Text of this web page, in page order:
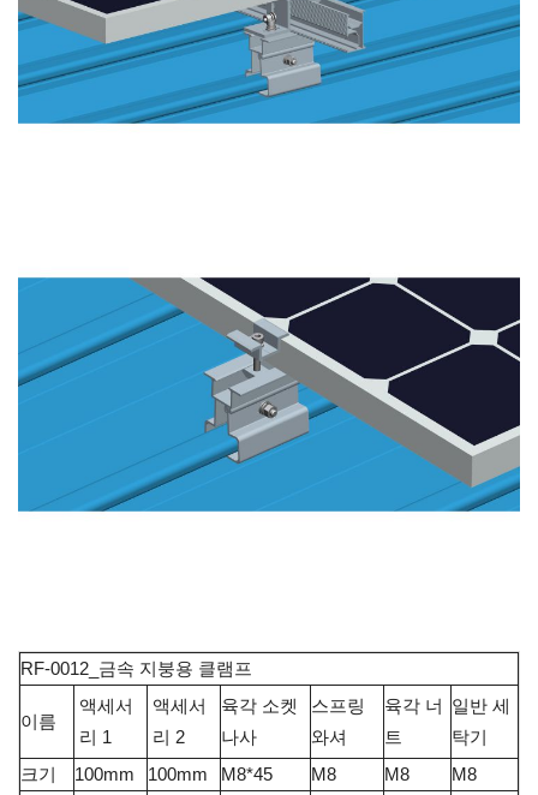
RF-0012_금속 지붕용 클램프
이름
액세서
리 1
액세서
리 2
육각 소켓
나사
스프링
와셔
육각 너
트
일반 세
탁기
크기
100mm 100mm M8*45 M8 M8
M8